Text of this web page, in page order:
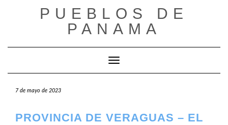
PUEBLOS DE
PANAMA
Cambiar modo de navegación
7 de mayo de 2023
PROVINCIA DE VERAGUAS – EL